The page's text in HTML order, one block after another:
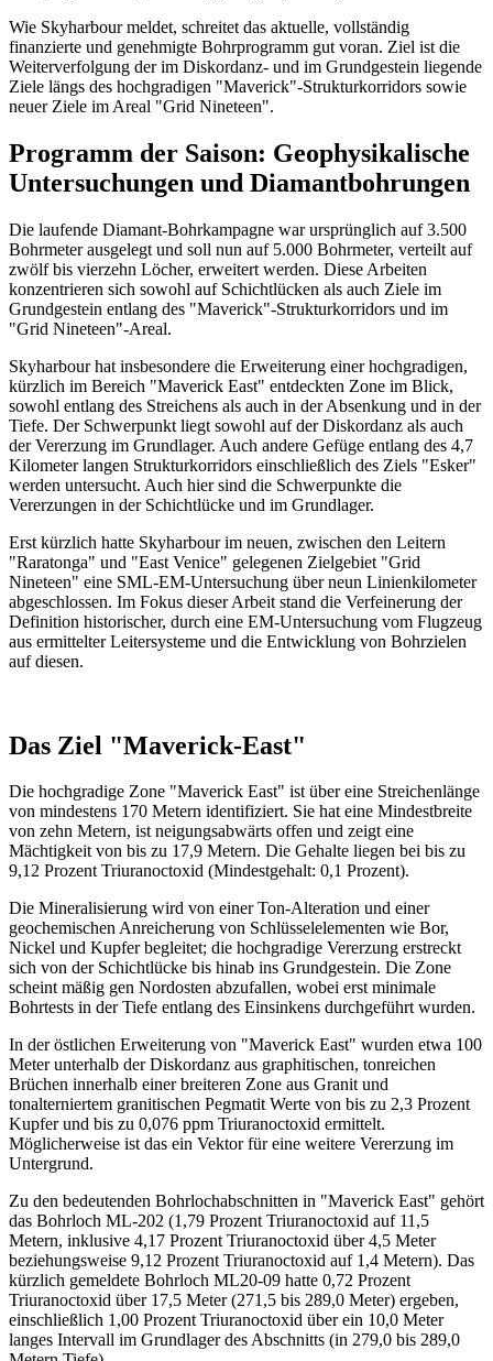
Wie Skyharbour meldet, schreitet das aktuelle, vollständig
finanzierte und genehmigte Bohrprogramm gut voran. Ziel ist die
Weiterverfolgung der im Diskordanz- und im Grundgestein liegende
Ziele längs des hochgradigen "Maverick"-Strukturkorridors sowie
neuer Ziele im Areal "Grid Nineteen".
Programm der Saison: Geophysikalische
Untersuchungen und Diamantbohrungen
Die laufende Diamant-Bohrkampagne war ursprünglich auf 3.500
Bohrmeter ausgelegt und soll nun auf 5.000 Bohrmeter, verteilt auf
zwölf bis vierzehn Löcher, erweitert werden. Diese Arbeiten
konzentrieren sich sowohl auf Schichtlücken als auch Ziele im
Grundgestein entlang des "Maverick"-Strukturkorridors und im
"Grid Nineteen"-Areal.
Skyharbour hat insbesondere die Erweiterung einer hochgradigen,
kürzlich im Bereich "Maverick East" entdeckten Zone im Blick,
sowohl entlang des Streichens als auch in der Absenkung und in der
Tiefe. Der Schwerpunkt liegt sowohl auf der Diskordanz als auch
der Vererzung im Grundlager. Auch andere Gefüge entlang des 4,7
Kilometer langen Strukturkorridors einschließlich des Ziels "Esker"
werden untersucht. Auch hier sind die Schwerpunkte die
Vererzungen in der Schichtlücke und im Grundlager.
Erst kürzlich hatte Skyharbour im neuen, zwischen den Leitern
"Raratonga" und "East Venice" gelegenen Zielgebiet "Grid
Nineteen" eine SML-EM-Untersuchung über neun Linienkilometer
abgeschlossen. Im Fokus dieser Arbeit stand die Verfeinerung der
Definition historischer, durch eine EM-Untersuchung vom Flugzeug
aus ermittelter Leitersysteme und die Entwicklung von Bohrzielen
auf diesen.
Das Ziel "Maverick-East"
Die hochgradige Zone "Maverick East" ist über eine Streichenlänge
von mindestens 170 Metern identifiziert. Sie hat eine Mindestbreite
von zehn Metern, ist neigungsabwärts offen und zeigt eine
Mächtigkeit von bis zu 17,9 Metern. Die Gehalte liegen bei bis zu
9,12 Prozent Triuranoctoxid (Mindestgehalt: 0,1 Prozent).
Die Mineralisierung wird von einer Ton-Alteration und einer
geochemischen Anreicherung von Schlüsselelementen wie Bor,
Nickel und Kupfer begleitet; die hochgradige Vererzung erstreckt
sich von der Schichtlücke bis hinab ins Grundgestein. Die Zone
scheint mäßig gen Nordosten abzufallen, wobei erst minimale
Bohrtests in der Tiefe entlang des Einsinkens durchgeführt wurden.
In der östlichen Erweiterung von "Maverick East" wurden etwa 100
Meter unterhalb der Diskordanz aus graphitischen, tonreichen
Brüchen innerhalb einer breiteren Zone aus Granit und
tonalterniertem granitischen Pegmatit Werte von bis zu 2,3 Prozent
Kupfer und bis zu 0,076 ppm Triuranoctoxid ermittelt.
Möglicherweise ist das ein Vektor für eine weitere Vererzung im
Untergrund.
Zu den bedeutenden Bohrlochabschnitten in "Maverick East" gehört
das Bohrloch ML-202 (1,79 Prozent Triuranoctoxid auf 11,5
Metern, inklusive 4,17 Prozent Triuranoctoxid über 4,5 Meter
beziehungsweise 9,12 Prozent Triuranoctoxid auf 1,4 Metern). Das
kürzlich gemeldete Bohrloch ML20-09 hatte 0,72 Prozent
Triuranoctoxid über 17,5 Meter (271,5 bis 289,0 Meter) ergeben,
einschließlich 1,00 Prozent Triuranoctoxid über ein 10,0 Meter
langes Intervall im Grundlager des Abschnitts (in 279,0 bis 289,0